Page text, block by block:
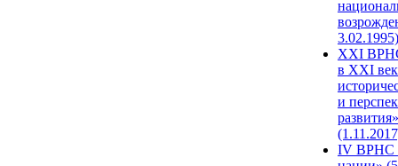
3.02.1995)
XХI
в XXI
и
развития»
IV ВРНС